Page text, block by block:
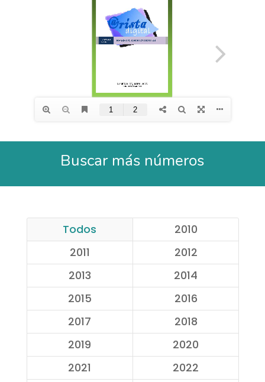
Buscar más números
Todos
2010
2011
2012
2013
2014
2015
2016
2017
2018
2019
2020
2021
2022